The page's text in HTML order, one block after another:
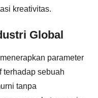
kreativitas.
Global
parameter
terhadap sebuah
tanpa